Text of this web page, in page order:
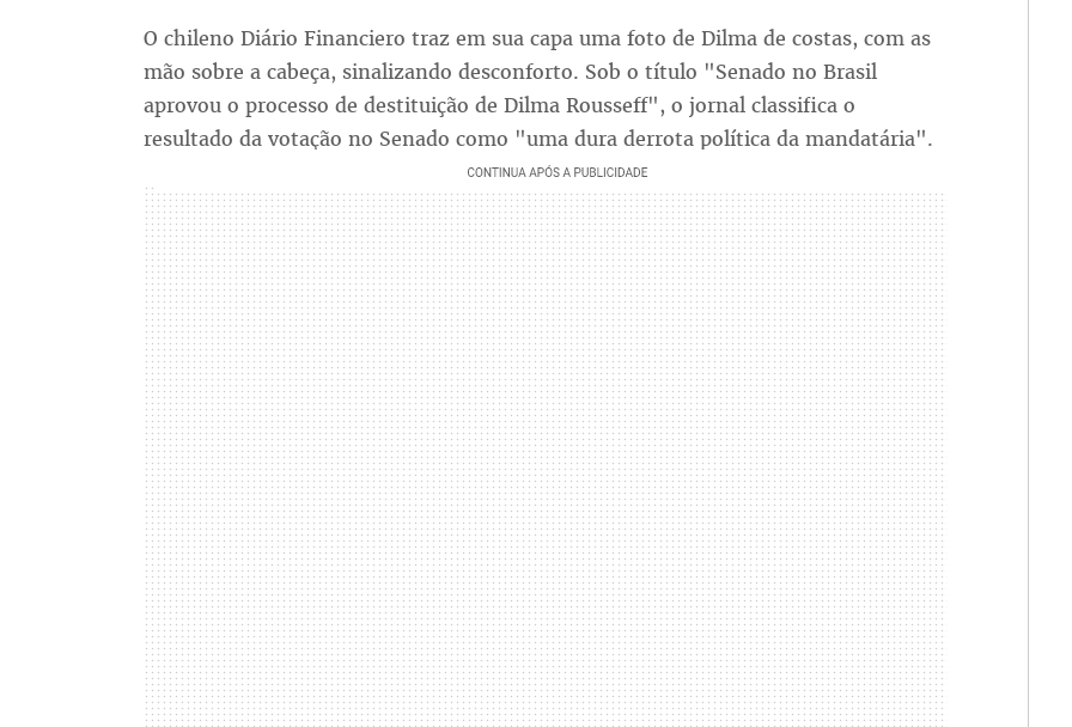
O chileno Diário Financiero traz em sua capa uma foto de Dilma de costas, com as
mão sobre a cabeça, sinalizando desconforto. Sob o título "Senado no Brasil
aprovou o processo de destituição de Dilma Rousseff", o jornal classifica o
resultado da votação no Senado como "uma dura derrota política da mandatária".